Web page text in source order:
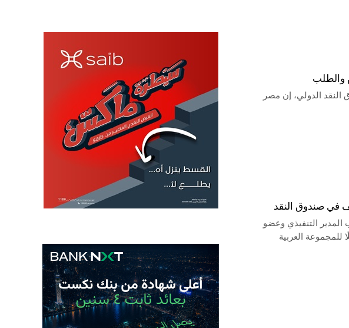
النقد الدولي، إن مصر
في صندوق النقد
المدير التنفيذي وعضو
للمجموعة العربية